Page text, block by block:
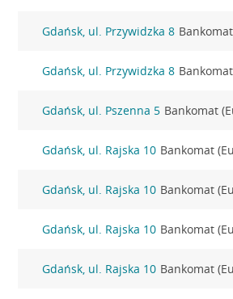
Gdańsk, ul. Przywidzka 8
Gdańsk, ul. Przywidzka 8
Gdańsk, ul. Pszenna 5 Bankomat
Gdańsk, ul. Rajska 10 Bankomat
Gdańsk, ul. Rajska 10 Bankomat
Gdańsk, ul. Rajska 10 Bankomat
Gdańsk, ul. Rajska 10 Bankomat